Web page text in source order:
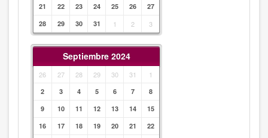
21
22 23 24 25 26
27
28
29 30 31 1 2 3
Septiembre 2024
26 27 28 29 30 31 1
2 3 4 5 6 7
8
9
10 11 12 13 14
15
16
17 18 19 20 21
22